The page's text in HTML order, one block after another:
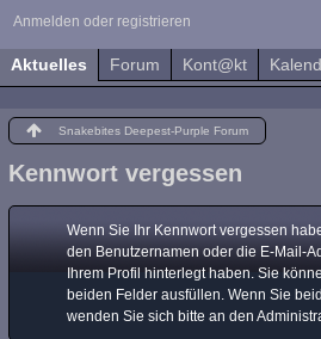
Anmelden oder registrieren
Aktuelles Forum Kont@kt
Snakebites Deepest-Purple Forum
Kennwort vergessen
Wenn Sie Ihr Kennwort vergessen
den Benutzernamen oder die E-Mail-
Ihrem Profil hinterlegt haben. Sie
beiden Felder ausfüllen. Wenn Sie
wenden Sie sich bitte an den